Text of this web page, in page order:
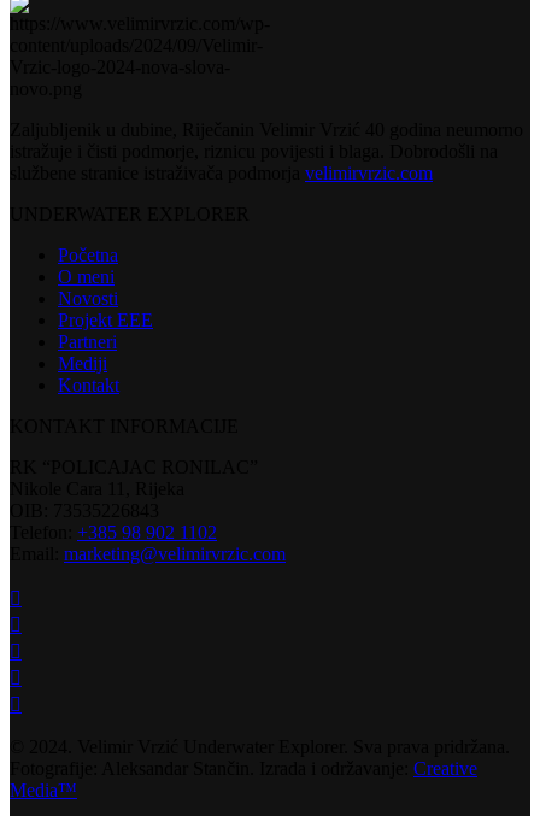
velimirvrzic.com
Početna
O meni
Novosti
Projekt EEE
Partneri
Mediji
Kontakt
+385 98 902 1102
marketing@velimirvrzic.com
Creative
Media™